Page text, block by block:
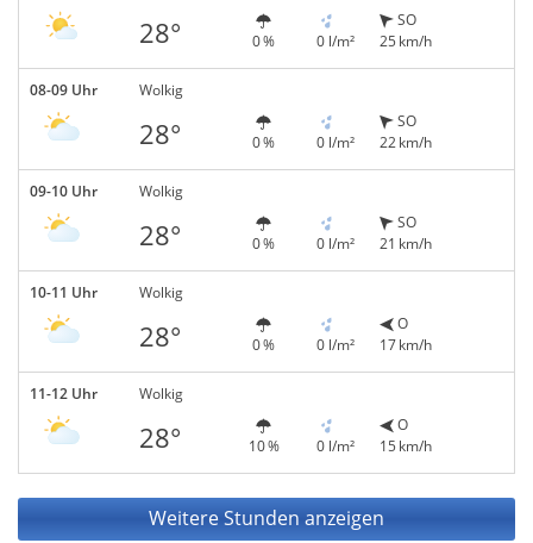
28° 0 % 0 l/m²
SO
25 km/h
08-09 Uhr Wolkig
28° 0 % 0 l/m²
SO
22 km/h
09-10 Uhr Wolkig
28° 0 % 0 l/m²
SO
21 km/h
10-11 Uhr Wolkig
28° 0 % 0 l/m²
O
17 km/h
11-12 Uhr Wolkig
28° 10 % 0 l/m²
O
15 km/h
Weitere Stunden anzeigen